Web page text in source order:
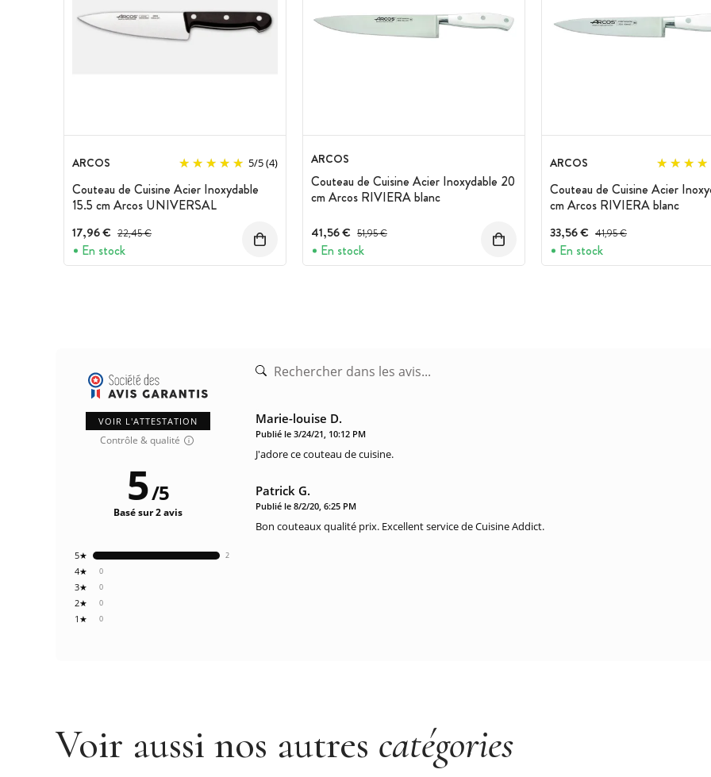
ARCOS 5/5(4)
Couteau de Cuisine Acier Inoxydable
15.5 cm Arcos UNIVERSAL
17,96 € Prix avant réduction :
22,45 €
En stock
ARCOS
Couteau de Cuisine Acier Inoxydable 20
cm Arcos RIVIERA blanc
41,56 € Prix avant réduction :
51,95 €
En stock
ARCOS
Couteau de Cuisine Acier
cm Arcos RIVIERA blanc
33,56 € Prix avant réduction :
41,95 €
En stock
VOIR L'ATTESTATION
Contrôle & qualité
0
1★
0
2★
0
3★
0
4★
2
5★
5/5
Basé sur 2 avis
Marie-louise D.
Publié le 3/24/21, 10:12 PM
J'adore ce couteau de cuisine.
Patrick G.
Publié le 8/2/20, 6:25 PM
Bon couteaux qualité prix. Excellent service de Cuisine Addict.
Voir aussi nos autres catégories